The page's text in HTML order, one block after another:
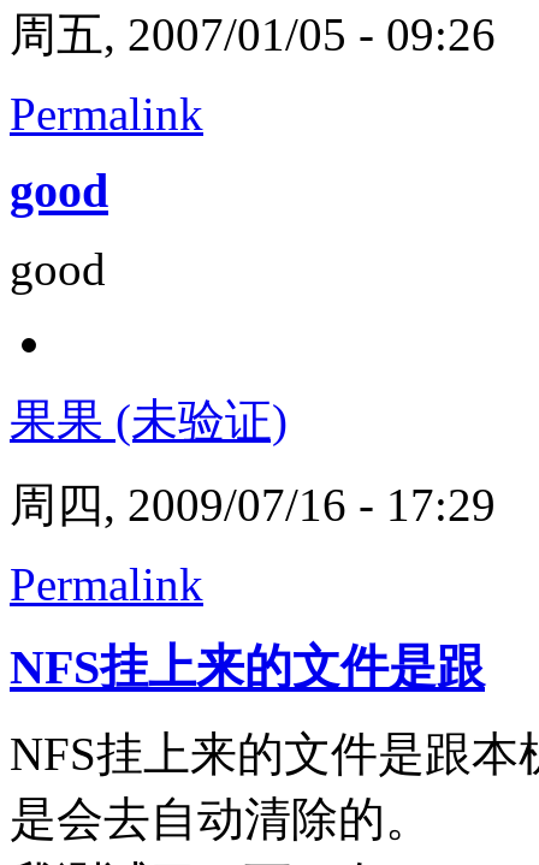
周五, 2007/01/05 - 09:26
Permalink
good
good
果果 (未验证)
周四, 2009/07/16 - 17:29
Permalink
NFS挂上来的文件是跟
NFS挂上来的文件是跟
是会去自动清除的。